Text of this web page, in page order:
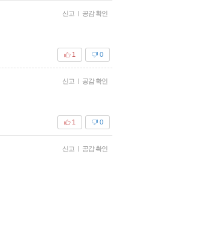
신고 | 공감 확인
0
1
신고 | 공감 확인
0
1
신고 | 공감 확인